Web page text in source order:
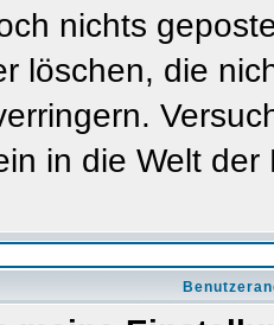
nichts
löschen, die
in die Welt der